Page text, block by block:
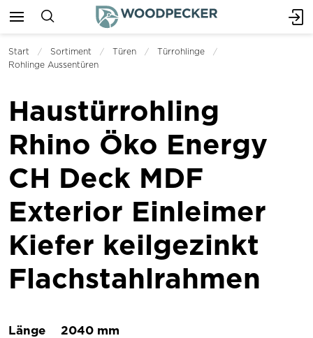
Start Sortiment Türen
Türrohlinge
Rohlinge Aussentüren
Haustürrohling
Rhino Öko Energy
CH Deck MDF
Exterior Einleimer
Kiefer keilgezinkt
Flachstahlrahmen
Länge
2040 mm